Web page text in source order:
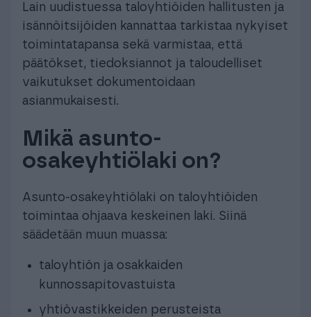
Lain uudistuessa taloyhtiöiden hallitusten ja
isännöitsijöiden kannattaa tarkistaa nykyiset
toimintatapansa sekä varmistaa, että
päätökset, tiedoksiannot ja taloudelliset
vaikutukset dokumentoidaan
asianmukaisesti.
Mikä asunto-
osakeyhtiölaki on?
Asunto-osakeyhtiölaki on taloyhtiöiden
toimintaa ohjaava keskeinen laki. Siinä
säädetään muun muassa:
taloyhtiön ja osakkaiden
kunnossapitovastuista
yhtiövastikkeiden perusteista